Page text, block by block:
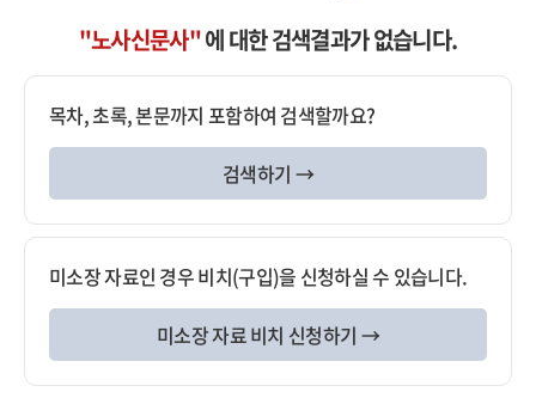
"노사신문사"에 대한 검색결과가 없습니다.
목차, 초록, 본문까지 포함하여 검색할까요?
검색하기 →
미소장 자료인 경우 비치(구입)을 신청하실 수 있습니다.
미소장 자료 비치 신청하기 →